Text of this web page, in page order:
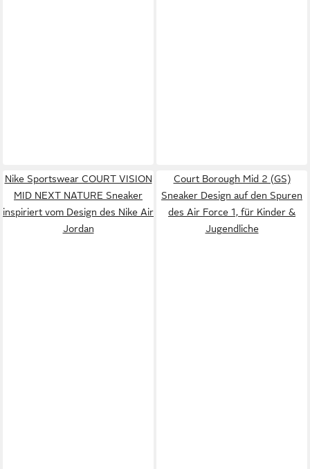
Nike Sportswear COURT VISION
MID NEXT NATURE Sneaker
inspiriert vom Design des Nike Air
Jordan
Court Borough Mid 2 (GS)
Sneaker Design auf den Spuren
des Air Force 1, für Kinder &
Jugendliche